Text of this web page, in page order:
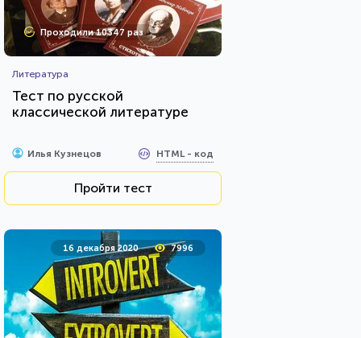
Проходили 10347 раз
Литература
Тест по русской
классической литературе
Илья Кузнецов HTML - код
Пройти тест
16 декабря 2020 7996